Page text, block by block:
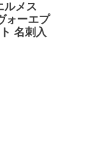
ルメス
ォーエプ
名刺入